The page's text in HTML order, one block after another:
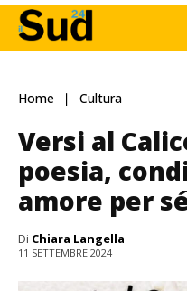
Home Cultura
Versi al
poesia,
amore per
Di Chiara Langella
11 SETTEMBRE 2024